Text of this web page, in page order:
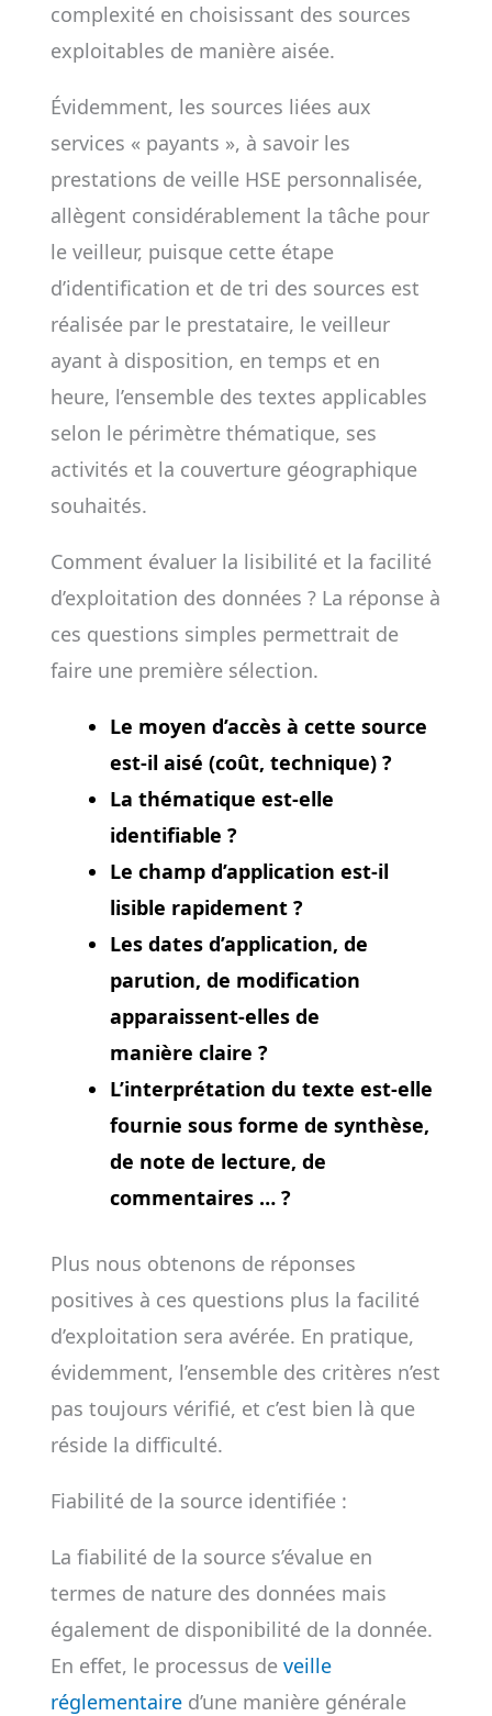
complexité en choisissant des sources
exploitables de manière aisée.
Évidemment, les sources liées aux
services « payants », à savoir les
prestations de veille HSE personnalisée,
allègent considérablement la tâche pour
le veilleur, puisque cette étape
d’identification et de tri des sources est
réalisée par le prestataire, le veilleur
ayant à disposition, en temps et en
heure, l’ensemble des textes applicables
selon le périmètre thématique, ses
activités et la couverture géographique
souhaités.
Comment évaluer la lisibilité et la facilité
d’exploitation des données ? La réponse à
ces questions simples permettrait de
faire une première sélection.
Le moyen d’accès à cette source
est-il aisé (coût, technique) ?
La thématique est-elle
identifiable ?
Le champ d’application est-il
lisible rapidement ?
Les dates d’application, de
parution, de modification
apparaissent-elles de
manière claire ?
L’interprétation du texte est-elle
fournie sous forme de synthèse,
de note de lecture, de
commentaires … ?
Plus nous obtenons de réponses
positives à ces questions plus la facilité
d’exploitation sera avérée. En pratique,
évidemment, l’ensemble des critères n’est
pas toujours vérifié, et c’est bien là que
réside la difficulté.
Fiabilité de la source identifiée :
La fiabilité de la source s’évalue en
termes de nature des données mais
également de disponibilité de la donnée.
En effet, le processus de veille
réglementaired’une manière générale